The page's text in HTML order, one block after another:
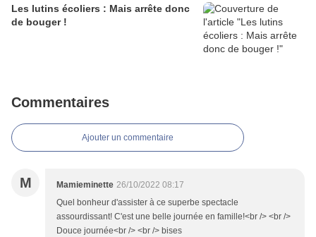
Les lutins écoliers : Mais arrête donc
de bouger !
Commentaires
Ajouter un commentaire
M Mamieminette 26/10/2022 08:17
Quel bonheur d'assister à ce superbe spectacle
assourdissant! C'est une belle journée en famille!<br /> <br />
Douce journée<br /> <br /> bises